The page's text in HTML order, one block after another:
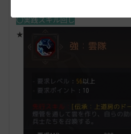
〇実践スキル回し
★